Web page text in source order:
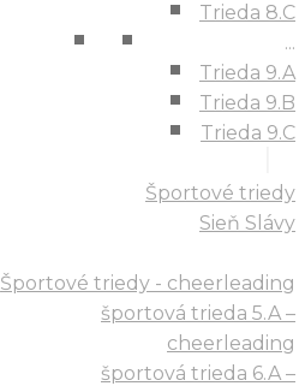
Trieda 8.C
...
Trieda 9.A
Trieda 9.B
Trieda 9.C
Športové triedy
Sieň Slávy
Športové triedy - cheerleading
športová trieda 5.A –
cheerleading
športová trieda 6.A –